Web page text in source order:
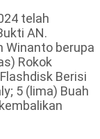
telah
AN.
Winanto berupa
Rokok
Berisi
5 (lima) Buah